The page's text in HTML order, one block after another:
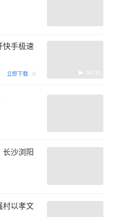
快手极速
立即下载 00:30
长沙浏阳
以孝文